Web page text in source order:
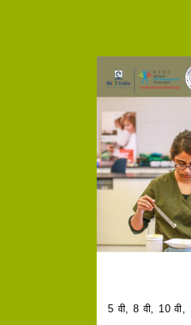
5 वी, 8 वी, 10